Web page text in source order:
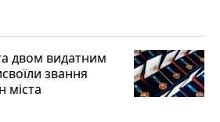
двом видатним
звання
міста